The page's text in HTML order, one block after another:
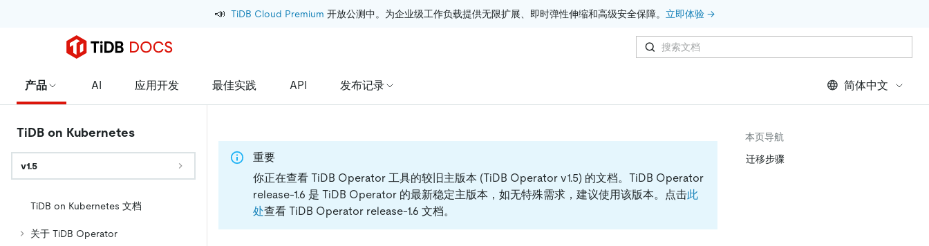
📣 TiDB Cloud Premium 开放公测中。为企业级工作负载提供无限扩展、即时弹性伸缩和高级安全保障。 立即体验 →
产品 AI 应用开发 最佳实践 API 发布记录 简体中文
TiDB on Kubernetes
v1.5
TiDB on Kubernetes 文档
关于 TiDB Operator
重要
你正在查看 TiDB Operator 工具的较旧主版本 (TiDB Operator v1.5) 的文档。 TiDB Operator
release-1.6 是 TiDB Operator 的最新稳定主版本，如无特殊需求，建议使用该版本。点击此
处查看 TiDB Operator release-1.6 文档。
本页导航
迁移步骤